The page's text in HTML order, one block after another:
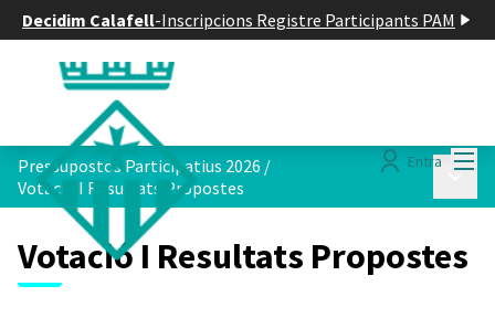
Decidim Calafell-Inscripcions Registre Participants PAM
Entra
Pressupostos Participatius 2026 /
Votació I Resultats Propostes
Votació I Resultats Propostes